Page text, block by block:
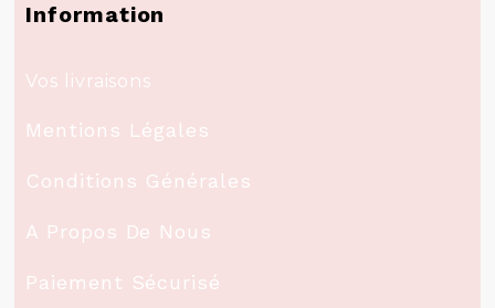
Information
Vos livraisons
Mentions Légales
Conditions Générales
A Propos De Nous
Paiement Sécurisé